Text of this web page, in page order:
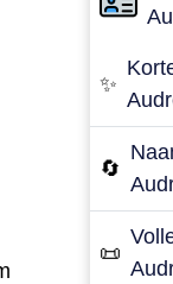
✨
🔄
📜